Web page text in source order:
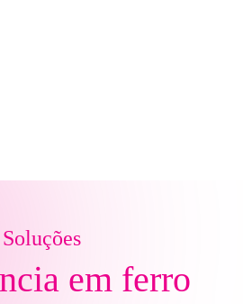
Soluções
em ferro